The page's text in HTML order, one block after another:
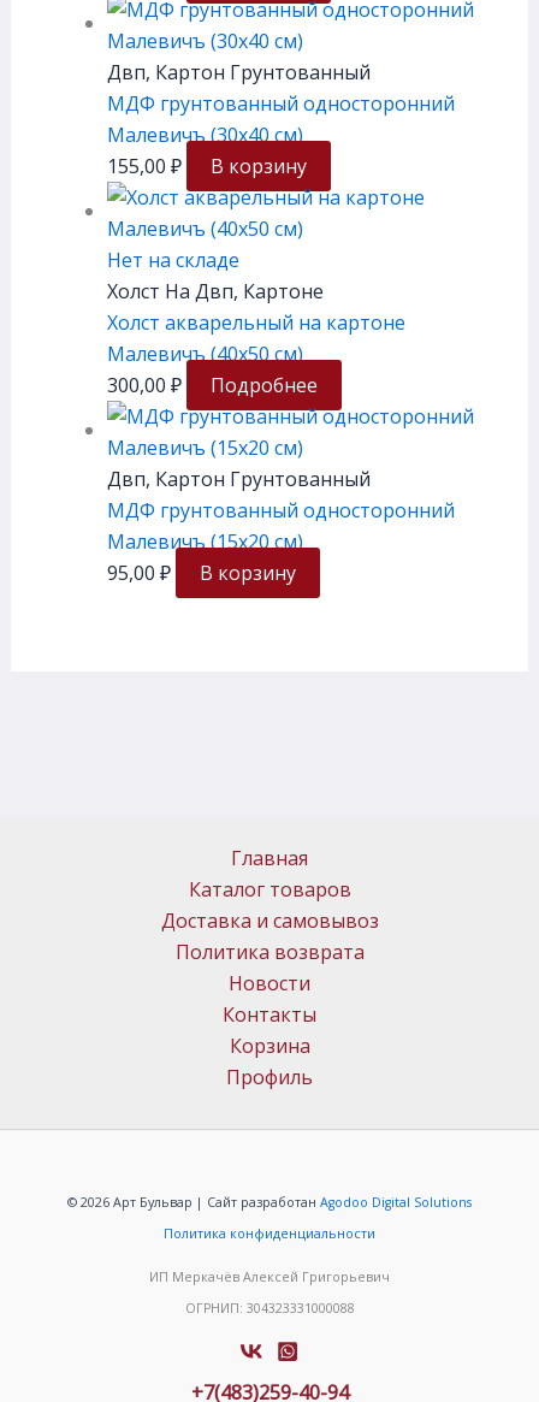
Двп, Картон Грунтованный
МДФ грунтованный односторонний
Малевичъ (30х40 см)
155,00 ₽ В корзину
Нет на складе
Холст На Двп, Картоне
Холст акварельный на картоне
Малевичъ (40х50 см)
300,00 ₽ Подробнее
Двп, Картон Грунтованный
МДФ грунтованный односторонний
Малевичъ (15х20 см)
95,00 ₽ В корзину
Главная
Каталог товаров
Доставка и самовывоз
Политика возврата
Новости
Контакты
Корзина
Профиль
© 2026 Арт Бульвар | Сайт разработан Agodoo Digital Solutions
Политика конфиденциальности
ИП Меркачёв Алексей Григорьевич
ОГРНИП: 304323331000088
+7(483)259-40-94